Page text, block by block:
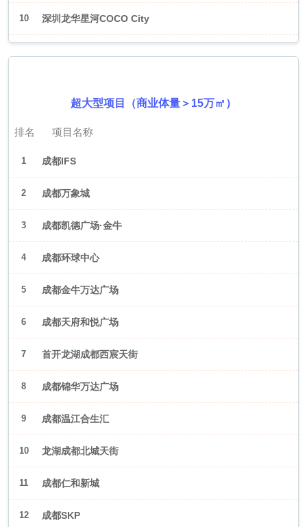
10 深圳龙华星河COCO City
超大型项目（商业体量＞15万㎡）
排名 项目名称
1 成都IFS
2 成都万象城
3 成都凯德广场·金牛
4 成都环球中心
5 成都金牛万达广场
6 成都天府和悦广场
7 首开龙湖成都西宸天街
8 成都锦华万达广场
9 成都温江合生汇
10 龙湖成都北城天街
11 成都仁和新城
12 成都SKP